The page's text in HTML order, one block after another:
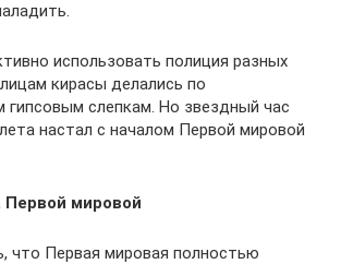
использовать полиция разных
кирасы делались по
гипсовым слепкам. Но звездный час
настал с началом Первой мировой
мировой
что Первая мировая полностью